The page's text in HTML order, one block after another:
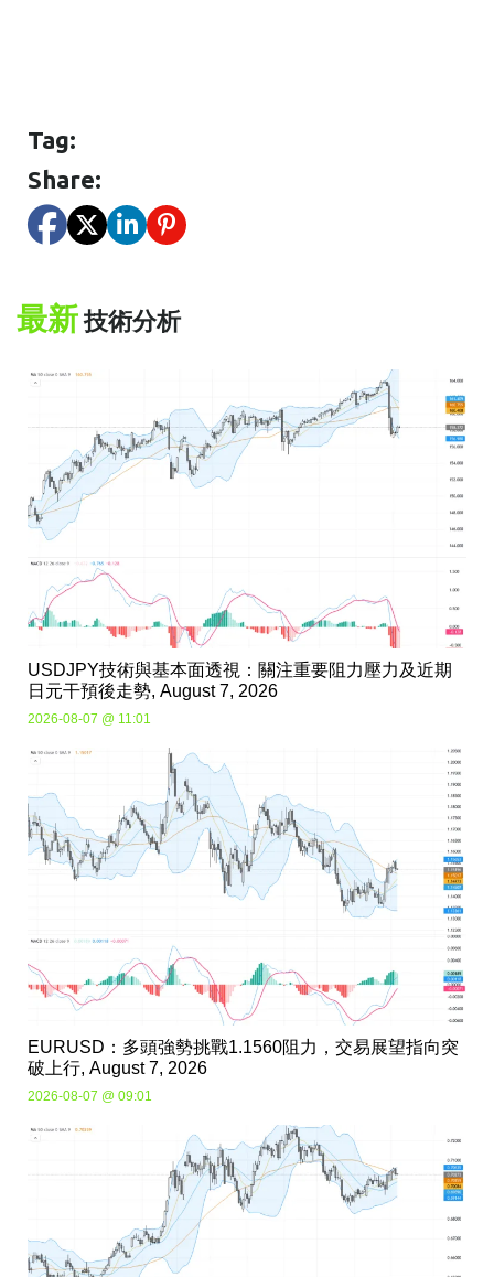
Tag:
Share:
最新技術分析
USDJPY技術與基本面透視：關注重要阻力壓力及近期
日元干預後走勢, August 7, 2026
2026-08-07 @ 11:01
EURUSD：多頭強勢挑戰1.1560阻力，交易展望指向突
破上行, August 7, 2026
2026-08-07 @ 09:01